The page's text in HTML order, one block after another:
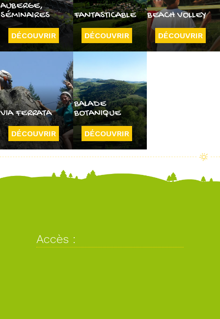
AUBERGE,
SÉMINAIRES
DÉCOUVRIR
FANTASTICABLE
DÉCOUVRIR
BEACH VOLLEY
DÉCOUVRIR
VIA FERRATA
DÉCOUVRIR
BALADE
BOTANIQUE
DÉCOUVRIR
Accès :